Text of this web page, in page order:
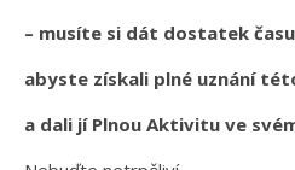
– musíte si dát dostatek
abyste získali plné uznání
a dali jí Plnou Aktivitu ve